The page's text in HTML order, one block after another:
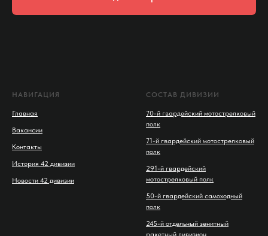
НАВИГАЦИЯ
Главная
Вакансии
Контакты
История 42 дивизии
Новости 42 дивизии
СОСТАВ ДИВИЗИИ
70-й гвардейский мотострелковый
полк
71-й гвардейский мотострелковый
полк
291-й гвардейский
мотострелковый полк
50-й гвардейский самоходный
полк
245-й отдельный зенитный
ракетный дивизион